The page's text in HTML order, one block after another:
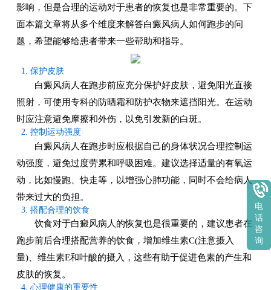
影响，但是合理的运动对于患者的恢复也是非常重要的。下
面本篇文章将从多个维度来解答白癜风病人如何跑步的问
题，希望能够给患者带来一些帮助和指导。
1. 保护皮肤
白癜风病人在跑步前应充分保护好皮肤，避免阳光直接
照射，可使用专科的防晒霜和防护衣物来遮挡阳光。在运动
时应注意避免摩擦和外伤，以免引发新的白斑。
2. 控制运动强度
白癜风病人在跑步时应根据自己的身体状况合理控制运
动强度，避免过度劳累和呼吸困难。建议选择适量的有氧运
动，比如慢跑、快走等，以增强心肺功能，同时不会给病人
带来过大的负担。
3. 搭配合理的饮食
饮食对于白癜风病人的恢复也是很重要的，建议患者在
跑步前后合理搭配营养的饮食，增加维生素C(注意摄入
量)、维生素E和叶酸的摄入，这些有助于促进色素的产生和
皮肤的恢复。
4. 心理健康的重要性
电
话
咨
询